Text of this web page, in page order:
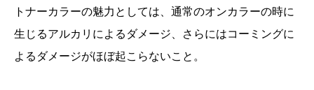
トナーカラーの魅力としては、通常のオンカラーの時に
生じるアルカリによるダメージ、さらにはコーミングに
よるダメージがほぼ起こらないこと。